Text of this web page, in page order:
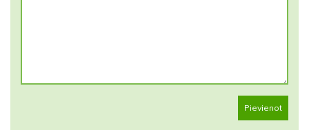
Pievienot